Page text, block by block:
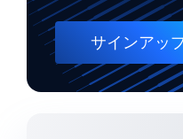
サインアッ